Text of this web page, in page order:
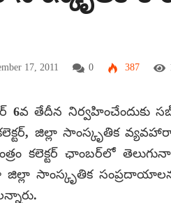
17, 2011 0 387
6వ తేదీన నిర్వహించేందుకు
జిల్లా సాంస్కృతిక
కలెక్టర్ ఛాంబర్‌లో
జిల్లా సాంస్కృతిక